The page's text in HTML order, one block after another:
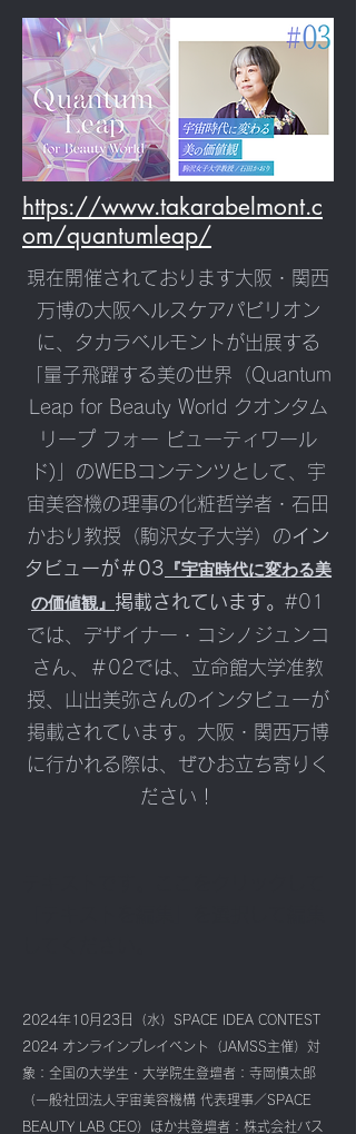
https://www.takarabelmont.c
om/quantumleap/
現在開催されております大阪・関西
万博の大阪ヘルスケアパビリオン
に、タカラベルモントが出展する
「量子飛躍する美の世界（Quantum
Leap for Beauty World クオンタム
リープ フォー ビューティワール
ド)」のWEBコンテンツとして、宇
宙美容機の理事の化粧哲学者・石田
かおり教授（駒沢女子大学）のイン
タビューが＃03 『宇宙時代に変わる美
の価値観』 掲載されています。 ​#01
では、デザイナー・コシノジュンコ
さん、＃02では、立命館大学准教
授、山出美弥さんのインタビューが
掲載されています。大阪・関西万博
に行かれる際は、ぜひお立ち寄りく
ださい！
2024年10月23日（水）SPACE IDEA CONTEST
2024 オンラインプレイベント（JAMSS主催）対
象：全国の大学生・大学院生登壇者：寺岡慎太郎
（一般社団法人宇宙美容機構 代表理事／SPACE
BEAUTY LAB CEO）ほか共登壇者：株式会社バス